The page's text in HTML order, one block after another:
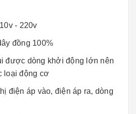
- 220v
đồng 100%
được dòng khởi động lớn nên
loại động cơ
điện áp vào, điện áp ra, dòng